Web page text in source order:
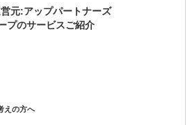
元:アップパートナーズ
プのサービスご紹介
えの方へ